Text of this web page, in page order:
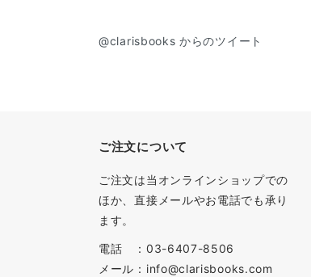
@clarisbooks からのツイート
ご注文について
ご注文は当オンラインショップでの
ほか、直接メールやお電話でも承り
ます。
電話 ：03-6407-8506
メール：info@clarisbooks.com